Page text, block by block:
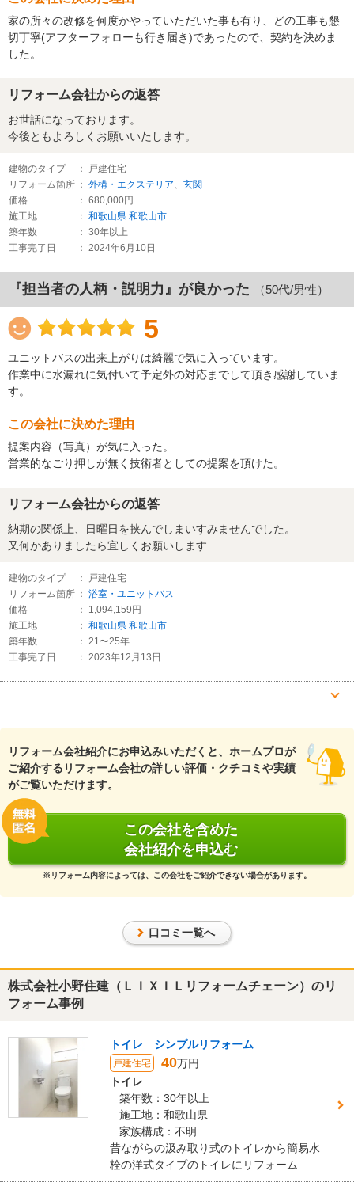
家の所々の改修を何度かやっていただいた事も有り、どの工事も懇
切丁寧(アフターフォローも行き届き)であったので、契約を決めま
した。
リフォーム会社からの返答
お世話になっております。
今後ともよろしくお願いいたします。
建物のタイプ
： 戸建住宅
リフォーム箇所 ： 外構・エクステリア、 玄関
価格
： 680,000円
施工地
： 和歌山県 和歌山市
築年数
： 30年以上
工事完了日
： 2024年6月10日
『担当者の人柄・説明力』が良かった （50代/男性）
5
ユニットバスの出来上がりは綺麗で気に入っています。
作業中に水漏れに気付いて予定外の対応までして頂き感謝していま
す。
この会社に決めた理由
提案内容（写真）が気に入った。
営業的なごり押しが無く技術者としての提案を頂けた。
リフォーム会社からの返答
納期の関係上、日曜日を挟んでしまいすみませんでした。
又何かありましたら宜しくお願いします
建物のタイプ
： 戸建住宅
リフォーム箇所 ： 浴室・ユニットバス
価格
： 1,094,159円
施工地
： 和歌山県 和歌山市
築年数
： 21〜25年
工事完了日
： 2023年12月13日
5
・丁寧に施工していただき、こちらが依頼した作業以上に使い勝手
に配慮いただき、追加作業していただいたので、便利になりまし
た。
この会社に決めた理由
・担当者が信頼できると思ったから
・価格が割安だと思ったから
リフォーム会社からの返答
宜しくお願いします。
建物のタイプ
： 戸建住宅
価格
： 537,350円
： 和歌山県 海南市
築年数
： 30年以上
工事完了日
： 2023年9月26日
『丁寧な対応』が良かった（50代/女性）
5
リフォーム会社紹介にお申込みいただくと、ホームプロが
ご紹介するリフォーム会社の詳しい評価・クチコミや実績
がご覧いただけます。
この会社を含めた
会社紹介を申込む
※リフォーム内容によっては、この会社をご紹介できない場合があります。
口コミ一覧へ
株式会社小野住建（ＬＩＸＩＬリフォームチェーン）のリ
フォーム事例
トイレ シンプルリフォーム
戸建住宅 40万円
トイレ
築年数：30年以上
施工地：和歌山県
家族構成：不明
昔ながらの汲み取り式のトイレから簡易水
栓の洋式タイプのトイレにリフォーム